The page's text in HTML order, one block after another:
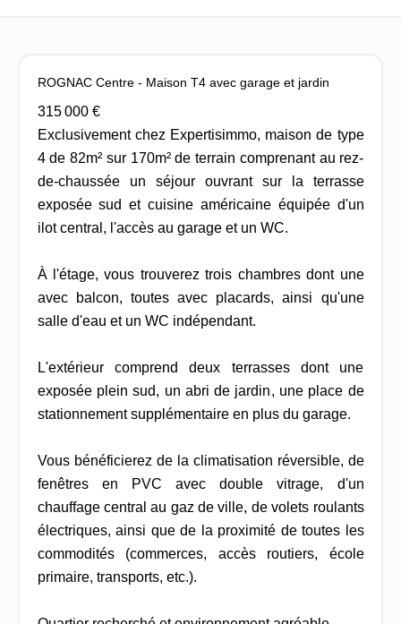
ROGNAC Centre - Maison T4 avec garage et jardin
315 000 €
Exclusivement chez Expertisimmo, maison de type
4 de 82m² sur 170m² de terrain comprenant au rez-
de-chaussée un séjour ouvrant sur la terrasse
exposée sud et cuisine américaine équipée d'un
ilot central, l'accès au garage et un WC.
À l'étage, vous trouverez trois chambres dont une
avec balcon, toutes avec placards, ainsi qu'une
salle d'eau et un WC indépendant.
L'extérieur comprend deux terrasses dont une
exposée plein sud, un abri de jardin, une place de
stationnement supplémentaire en plus du garage.
Vous bénéficierez de la climatisation réversible, de
fenêtres en PVC avec double vitrage, d'un
chauffage central au gaz de ville, de volets roulants
électriques, ainsi que de la proximité de toutes les
commodités (commerces, accès routiers, école
primaire, transports, etc.).